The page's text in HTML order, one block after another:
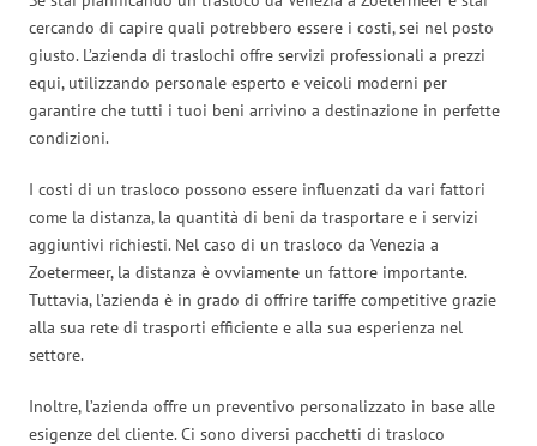
cercando di capire quali potrebbero essere i costi, sei nel posto
giusto. L’azienda di traslochi offre servizi professionali a prezzi
equi, utilizzando personale esperto e veicoli moderni per
garantire che tutti i tuoi beni arrivino a destinazione in perfette
condizioni.
I costi di un trasloco possono essere influenzati da vari fattori
come la distanza, la quantità di beni da trasportare e i servizi
aggiuntivi richiesti. Nel caso di un trasloco da Venezia a
Zoetermeer, la distanza è ovviamente un fattore importante.
Tuttavia, l’azienda è in grado di offrire tariffe competitive grazie
alla sua rete di trasporti efficiente e alla sua esperienza nel
settore.
Inoltre, l’azienda offre un preventivo personalizzato in base alle
esigenze del cliente. Ci sono diversi pacchetti di trasloco